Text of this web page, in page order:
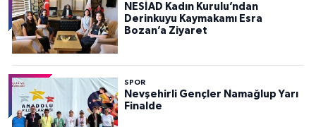
NESİAD Kadın Kurulu’ndan
Derinkuyu Kaymakamı Esra
Bozan’a Ziyaret
SPOR
Nevşehirli Gençler Namağlup Yarı
Finalde